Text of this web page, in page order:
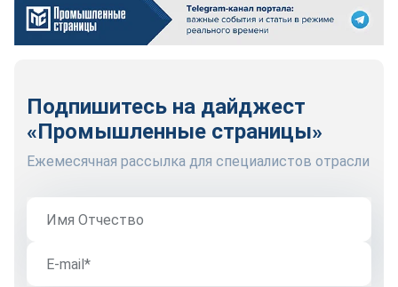
Подпишитесь на дайджест
«Промышленные страницы»
Ежемесячная рассылка для специалистов отрасли